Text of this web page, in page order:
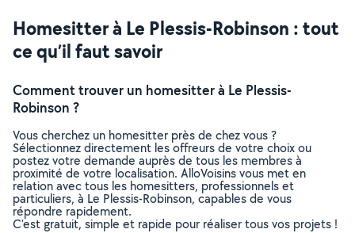
Homesitter à Le Plessis-Robinson : tout
ce qu’il faut savoir
Comment trouver un homesitter à Le Plessis-
Robinson ?
Vous cherchez un homesitter près de chez vous ?
Sélectionnez directement les offreurs de votre choix ou
postez votre demande auprès de tous les membres à
proximité de votre localisation. AlloVoisins vous met en
relation avec tous les homesitters, professionnels et
particuliers, à Le Plessis-Robinson, capables de vous
répondre rapidement.
C’est gratuit, simple et rapide pour réaliser tous vos projets !